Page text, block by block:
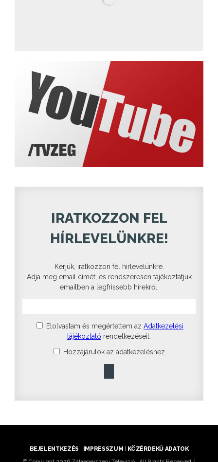
IRATKOZZON FEL
HÍRLEVELÜNKRE!
Kérjük, iratkozzon fel hírlevelünkre.
Adja meg email címét, és rendszeresen tájékoztatjuk
emailben a legfrissebb hírekről.
Elolvastam és megértettem az Adatkezelési
tájékoztató rendelkezéseit.
Hozzájárulok az adatkezeléshez.
BEJELENTKEZÉS | IMPRESSZUM | KÖZÉRDEKŰ ADATOK